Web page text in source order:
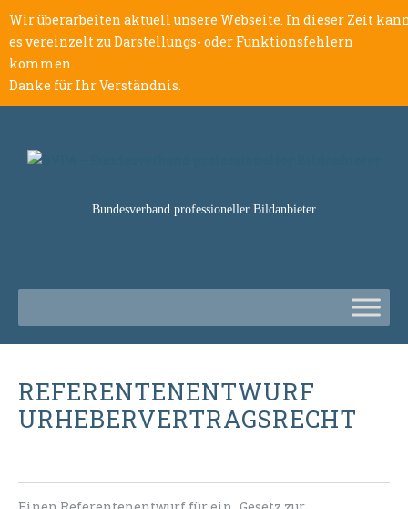
Wir überarbeiten aktuell unsere Webseite. In dieser Zeit
es vereinzelt zu Darstellungs- oder Funktionsfehlern
kommen.
Danke für Ihr Verständnis.
Bundesverband professioneller Bildanbieter
REFERENTENENTWURF
URHEBERVERTRAGSRECHT